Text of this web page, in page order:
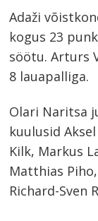
Adaži
kogus 23
söötu. Arturs
8 lauapalliga.
Olari Naritsa
kuulusid
Kilk, Markus
Matthias
Richard-Sven